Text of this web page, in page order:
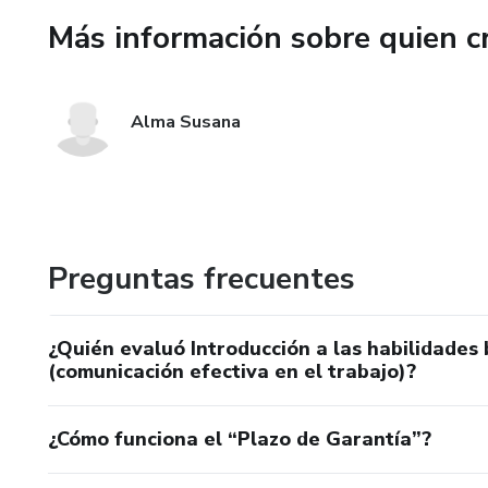
para mejorar su desempeño,
Más información sobre quien
Alma Susana
Preguntas frecuentes
¿Quién evaluó Introducción a las
(comunicación efectiva en el trabajo)?
¿Cómo funciona el “Plazo de Garantía”?